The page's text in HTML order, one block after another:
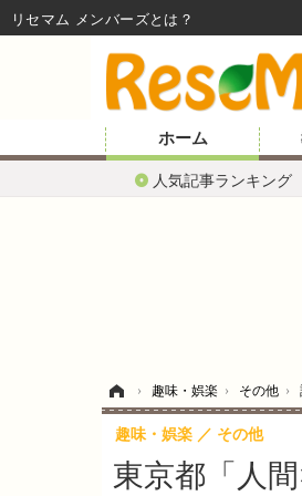
ホーム
人気記事ランキング
› 趣味・娯楽 › その他 ›
東京都「人
趣味・娯楽 その他
リセマム メンバーズ